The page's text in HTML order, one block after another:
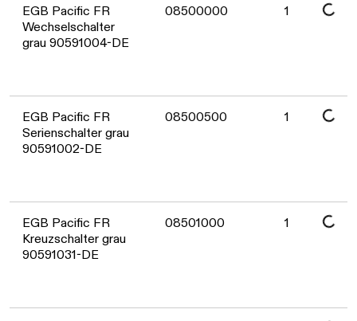
EGB Pacific FR
Wechselschalter
grau 90591004-DE
08500000 1
Daten werden geladen. Bitte warten...
EGB Pacific FR
Serienschalter grau
90591002-DE
08500500 1
Daten werden geladen. Bitte warten...
EGB Pacific FR
Kreuzschalter grau
90591031-DE
08501000 1
Daten werden geladen. Bitte warten...